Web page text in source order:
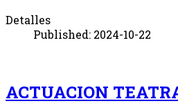
Detalles
Published: 2024-10-22
ACTUACION